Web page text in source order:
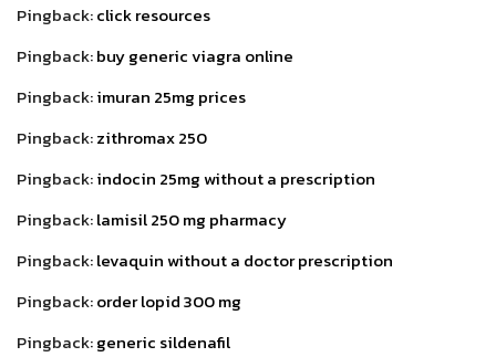
Pingback:click resources
Pingback:buy generic viagra online
Pingback:imuran 25mg prices
Pingback:zithromax 250
Pingback:indocin 25mg without a prescription
Pingback:lamisil 250 mg pharmacy
Pingback:levaquin without a doctor prescription
Pingback:order lopid 300 mg
Pingback:generic sildenafil